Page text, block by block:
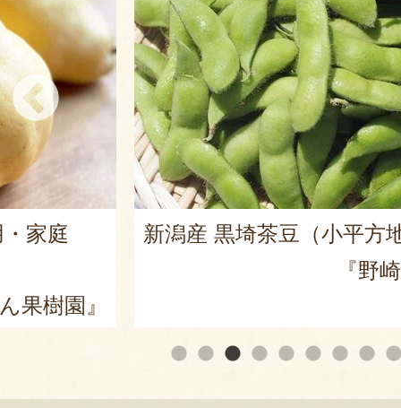
家庭
果樹園』
新潟産 黒埼茶豆（小平方
『野